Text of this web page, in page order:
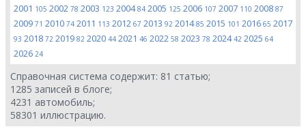
2001 105 2002 78 2003 123 200484 2005 125 2006 107 2007 110 2008 87
2009 71 2010 74 2011 113 2012 67 2013 92 201485 2015 101 2016 65 2017
93 2018 72 2019 82 2020 44 2021 46 2022 58 2023 78 202442 2025 64
2026 24
Справочная система содержит: 81 статью;
1285 записей в блоге;
4231 автомобиль;
58301 иллюстрацию.